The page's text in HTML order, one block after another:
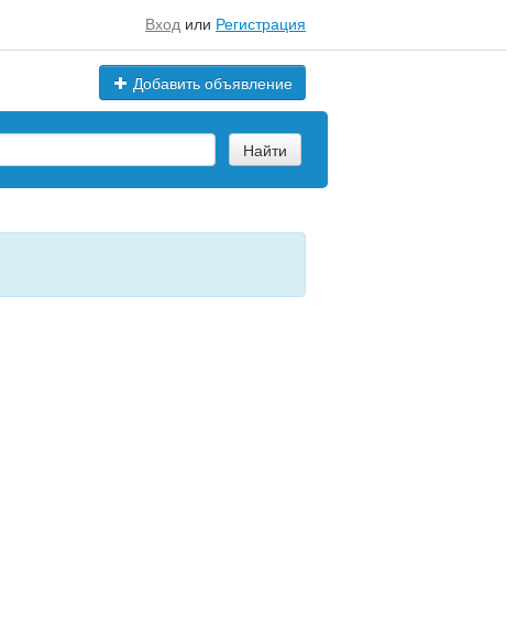
Вход или Регистрация
Добавить объявление
Найти